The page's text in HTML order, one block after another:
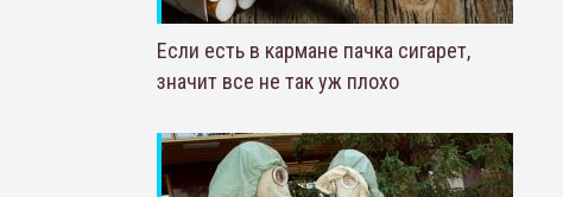
Если есть в кармане пачка сигарет,
значит все не так уж плохо